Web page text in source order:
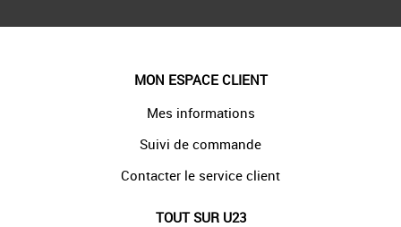
MON ESPACE CLIENT
Mes informations
Suivi de commande
Contacter le service client
TOUT SUR U23